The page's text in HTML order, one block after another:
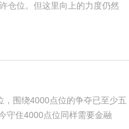
仓位。但这里向上的力度仍然
重的...
围绕4000点位的争夺已至少五
守住4000点位同样需要金融